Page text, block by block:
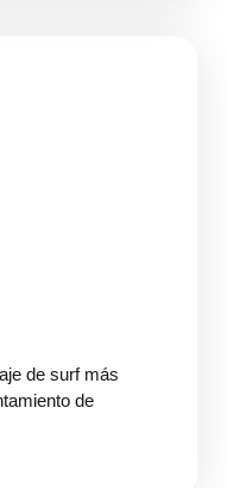
de surf más
de